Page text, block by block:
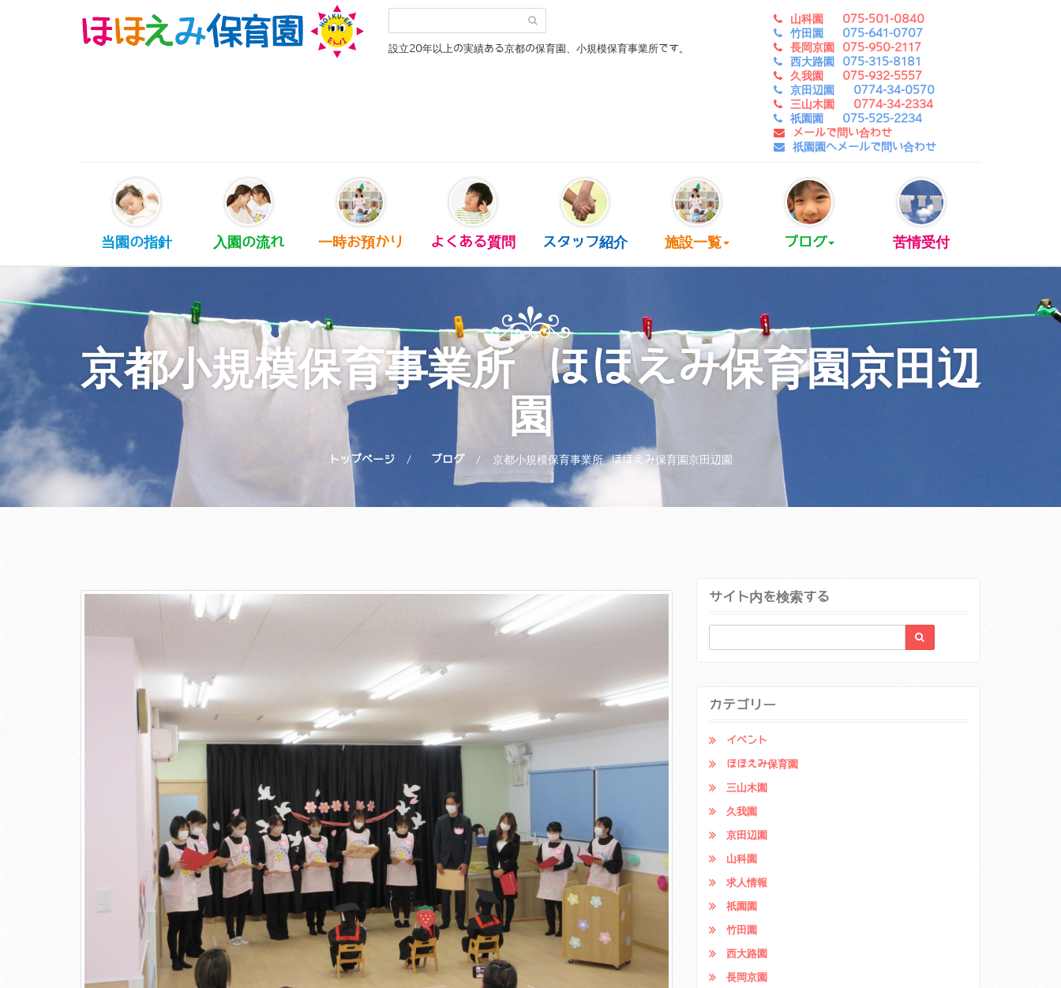
設立20年以上の実績ある京都の保育園、小規模保育事業所です。
山科園 075-501-0840
竹田園 075-641-0707
長岡京園 075-950-2117
西大路園 075-315-8181
久我園 075-932-5557
京田辺園 0774-34-0570
三山木園 0774-34-2334
祇園園 075-525-2234
メールで問い合わせ
祇園園へメールで問い合わせ
当園の指針 入園の流れ 一時お預かり よくある質問 スタッフ紹介 施設一覧 ブログ 苦情受付
京都小規模保育事業所 ほほえみ保育園京田辺
園
トップページ ブログ 京都小規模保育事業所 ほほえみ保育園京田辺園
サイト内を検索する
カテゴリー
イベント
ほほえみ保育園
三山木園
久我園
京田辺園
山科園
求人情報
祇園園
竹田園
西大路園
長岡京園